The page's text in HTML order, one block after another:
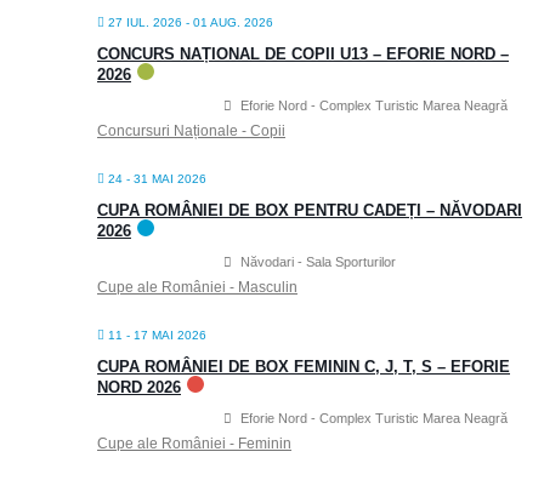
27 IUL. 2026 - 01 AUG. 2026
CONCURS NAȚIONAL DE COPII U13 – EFORIE NORD –
2026
Eforie Nord - Complex Turistic Marea Neagră
Concursuri Naționale - Copii
24 - 31 MAI 2026
CUPA ROMÂNIEI DE BOX PENTRU CADEȚI – NĂVODARI
2026
Năvodari - Sala Sporturilor
Cupe ale României - Masculin
11 - 17 MAI 2026
CUPA ROMÂNIEI DE BOX FEMININ C, J, T, S – EFORIE
NORD 2026
Eforie Nord - Complex Turistic Marea Neagră
Cupe ale României - Feminin